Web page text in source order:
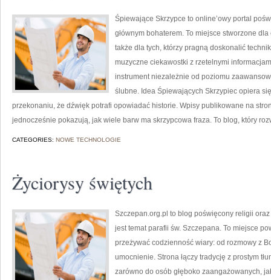
Śpiewające Skrzypce to online’owy portal
głównym bohaterem. To miejsce stworzone
także dla tych, którzy pragną doskonalić
muzyczne ciekawostki z rzetelnymi
instrument niezależnie od poziomu
ślubne. Idea Śpiewających Skrzypiec opiera
przekonaniu, że dźwięk potrafi opowiadać historie. Wpisy publikowane na
jednocześnie pokazują, jak wiele barw ma skrzypcowa fraza. To blog, który
CATEGORIES: NOWE TECHNOLOGIE
Życiorysy świętych
Szczepan.org.pl to blog poświęcony religii
jest temat parafii św. Szczepana. To miejsce
przeżywać codzienność wiary: od rozmowy z
umocnienie. Strona łączy tradycję z prostym
zarówno do osób głęboko zaangażowanych,